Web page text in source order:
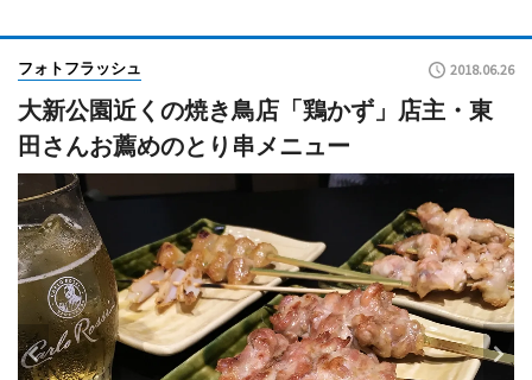
フォトフラッシュ 2018.06.26
大新公園近くの焼き鳥店「鶏かず」店主・東
田さんお薦めのとり串メニュー